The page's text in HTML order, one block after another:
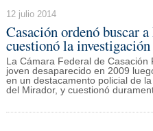
12 julio 2014
Casación ordenó buscar
cuestionó la investigación
La Cámara Federal de Casación
joven desaparecido en 2009
en un destacamento policial de
del Mirador, y cuestionó